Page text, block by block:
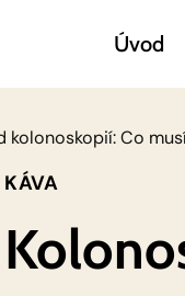
Úvod
kolonoskopií: Co
KÁVA